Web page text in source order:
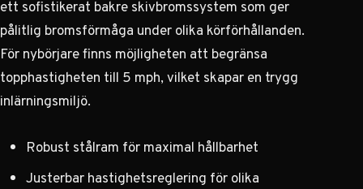
ett sofistikerat bakre skivbromssystem som ger
pålitlig bromsförmåga under olika körförhållanden.
För nybörjare finns möjligheten att begränsa
topphastigheten till 5 mph, vilket skapar en trygg
inlärningsmiljö.
Robust stålram för maximal hållbarhet
Justerbar hastighetsreglering för olika